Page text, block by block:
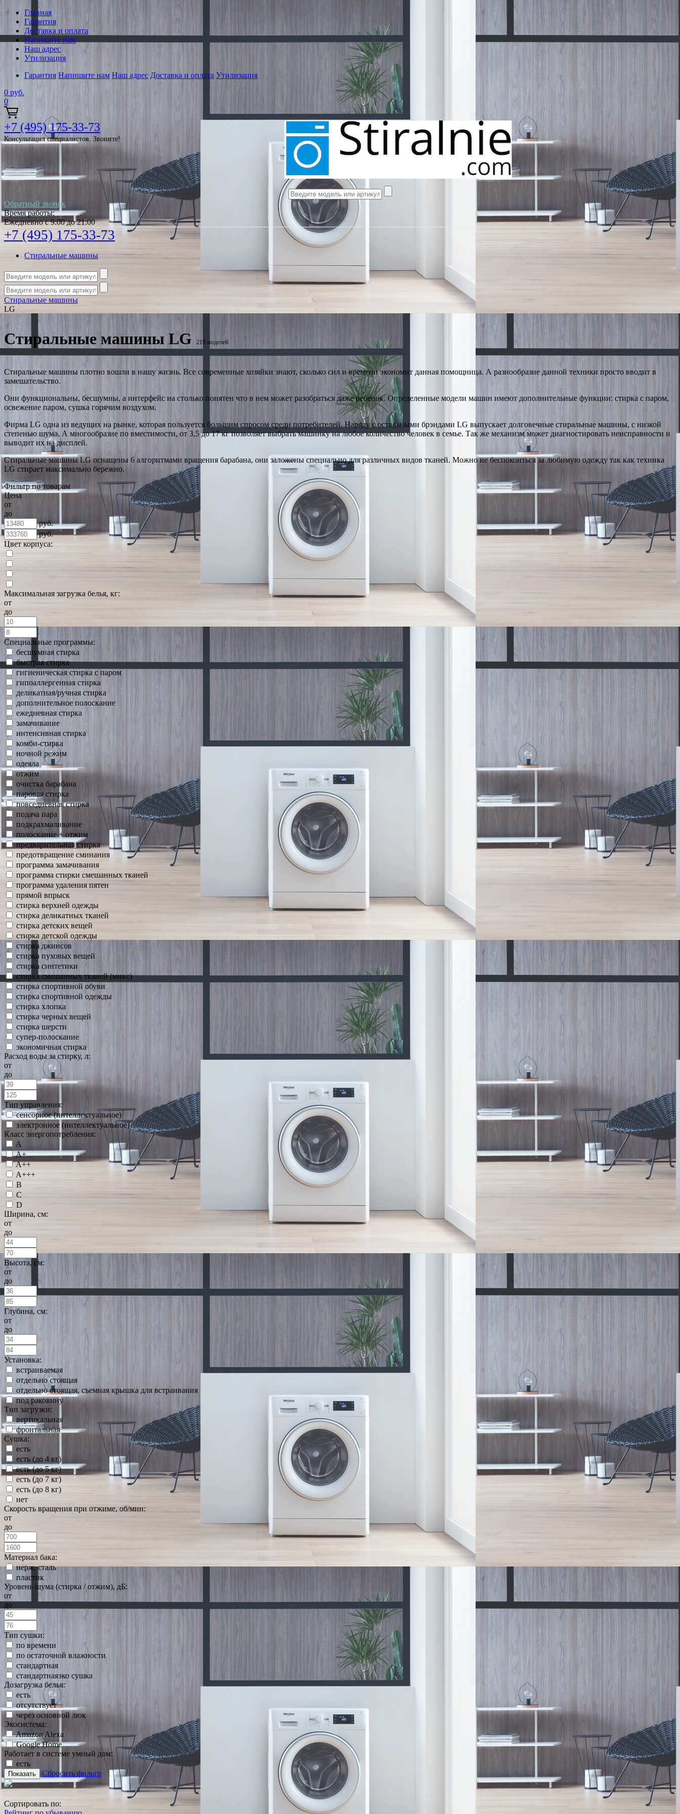
Главная
Гарантия
Доставка и оплата
Напишите нам
Наш адрес
Утилизация
Гарантия Напишите нам Наш адрес Доставка и оплата Утилизация
0 руб.
0
+7 (495) 175-33-73
Консультация специалистов. Звоните!
Обратный звонок
Время работы:
Ежедневно с 9:00 до 21:00
+7 (495) 175-33-73
Стиральные машины
Стиральные машины
LG
Стиральные машины LG 219 моделей
Стиральные машины плотно вошли в нашу жизнь. Все современные хозяйки знают, сколько сил и времени экономит данная помощница. А разнообразие данной техники просто вводит в
замешательство.
Они функциональны, бесшумны, а интерфейс на столько понятен что в нем может разобраться даже ребенок. Определенные модели машин имеют дополнительные функции: стирка с паром,
освежение паром, сушка горячим воздухом.
Фирма LG одна из ведущих на рынке, которая пользуется большим спросом среди потребителей. Наряду с остальными брэндами LG выпускает долговечные стиральные машины, с низкой
степенью шума. А многообразие по вместимости, от 3,5 до 17 кг позволяет выбрать машинку на любое количество человек в семье. Так же механизм может диагностировать неисправности и
выводит их на дисплей.
Стиральные машины LG оснащены 6 алгоритмами вращения барабана, они заложены специально для различных видов тканей. Можно не беспокоиться за любимую одежду так как техника
LG стирает максимально бережно.
Фильтр по товарам
Цена
от
до
руб.
руб.
Цвет корпуса:
Максимальная загрузка белья, кг:
от
до
Специальные программы:
бесшумная стирка
быстрая стирка
гигиеническая стирка с паром
гипоаллергенная стирка
деликатная/ручная стирка
дополнительное полоскание
ежедневная стирка
замачивание
интенсивная стирка
комби-стирка
ночной режим
одеяла
отжим
очистка барабана
паровая стирка
повседневная стирка
подача пара
подкрахмаливание
полоскание + отжим
предварительная стирка
предотвращение сминания
программа замачивания
программа стирки смешанных тканей
программа удаления пятен
прямой впрыск
стирка верхней одежды
стирка деликатных тканей
стирка детских вещей
стирка детской одежды
стирка джинсов
стирка пуховых вещей
стирка синтетики
стирка смешанных тканей (микс)
стирка спортивной обуви
стирка спортивной одежды
стирка хлопка
стирка черных вещей
стирка шерсти
супер-полоскание
экономичная стирка
Расход воды за стирку, л:
от
до
Тип управления:
сенсорное (интеллектуальное)
электронное (интеллектуальное)
Класс энергопотребления:
A
A+
A++
A+++
B
C
D
Ширина, см:
от
до
Высота, см:
от
до
Глубина, см:
от
до
Установка:
встраиваемая
отдельно стоящая
отдельно стоящая, съемная крышка для встраивания
под раковину
Тип загрузки:
вертикальная
фронтальная
Сушка:
есть
есть (до 4 кг)
есть (до 5 кг)
есть (до 7 кг)
есть (до 8 кг)
нет
Скорость вращения при отжиме, об/мин:
от
до
Материал бака:
нерж. сталь
пластик
Уровень шума (стирка / отжим), дБ:
от
до
Тип сушки:
по времени
по остаточной влажности
стандартная
стандартнаяэко сушка
Дозагрузка белья:
есть
отсутствует
через основной люк
Экосистема:
Amazon Alexa
Google Home
Работает в системе умный дом:
есть
Показать Сбросить фильтр
Сортировать по: